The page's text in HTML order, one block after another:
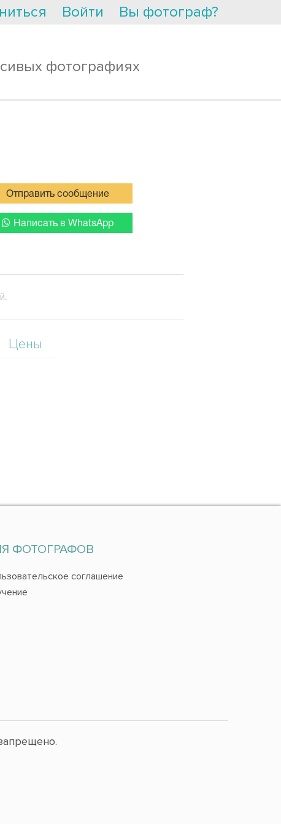
Войти Вы фотограф?
фотографиях
Отправить сообщение
Написать в WhatsApp
Цены
ФОТОГРАФОВ
соглашение